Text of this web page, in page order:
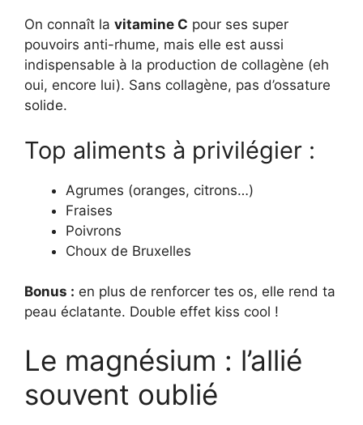
On connaît la vitamine C pour ses super
pouvoirs anti-rhume, mais elle est aussi
indispensable à la production de collagène (eh
oui, encore lui). Sans collagène, pas d’ossature
solide.
Top aliments à privilégier :
Agrumes (oranges, citrons…)
Fraises
Poivrons
Choux de Bruxelles
Bonus : en plus de renforcer tes os, elle rend ta
peau éclatante. Double effet kiss cool !
Le magnésium : l’allié
souvent oublié